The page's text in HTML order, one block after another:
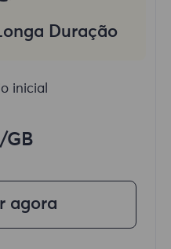
Duração
inicial
/GB
agora